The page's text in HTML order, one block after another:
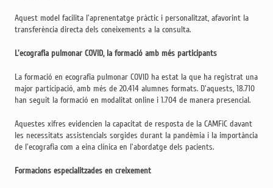
Aquest model facilita l'aprenentatge pràctic i personalitzat, afavorint la
transferència directa dels coneixements a la consulta.
L'ecografia pulmonar COVID, la formació amb més participants
La formació en ecografia pulmonar COVID ha estat la que ha registrat una
major participació, amb més de 20.414 alumnes formats. D'aquests, 18.710
han seguit la formació en modalitat online i 1.704 de manera presencial.
Aquestes xifres evidencien la capacitat de resposta de la CAMFiC davant
les necessitats assistencials sorgides durant la pandèmia i la importància
de l'ecografia com a eina clínica en l'abordatge dels pacients.
Formacions especialitzades en creixement